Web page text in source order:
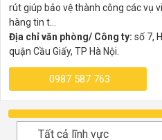
rút giúp bảo vệ thành công các vụ
hàng tin t...
Địa chỉ văn phòng/ Công ty: số 7,
quận Cầu Giấy, TP Hà Nội.
0987 587 763
Tất cả lĩnh vực